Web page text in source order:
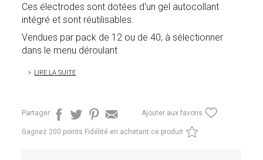
Ces électrodes sont dotées d'un gel autocollant
intégré et sont réutilisables.
Vendues par pack de 12 ou de 40, à sélectionner
dans le menu déroulant
LIRE LA SUITE
Partager Ajouter aux favoris
Gagnez 200 points Fidélité en achetant ce produit